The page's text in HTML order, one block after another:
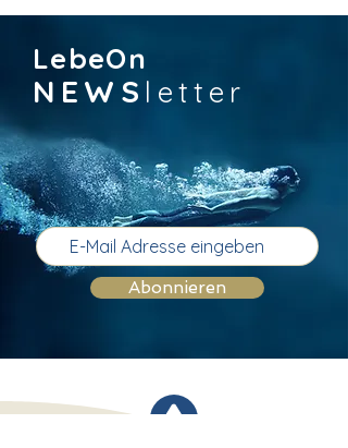
LebeOn
NEWS letter
Abonnieren